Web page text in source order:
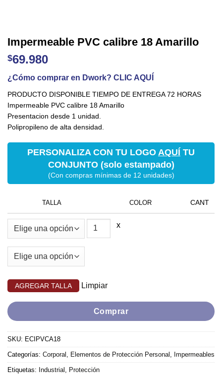
Impermeable PVC calibre 18 Amarillo
$69.980
¿Cómo comprar en Dwork? CLIC AQUÍ
PRODUCTO DISPONIBLE TIEMPO DE ENTREGA 72 HORAS
Impermeable PVC calibre 18 Amarillo
Presentacion desde 1 unidad.
Polipropileno de alta densidad.
PERSONALIZA CON TU LOGO AQUÍ TU
CONJUNTO (solo estampado)
(Con compras mínimas de 12 unidades)
TALLA COLOR
x
Limpiar
Comprar
SKU: ECIPVCA18
Categorías: Corporal Elementos de Protección Personal Impermeables
Etiquetas: Industrial Protección